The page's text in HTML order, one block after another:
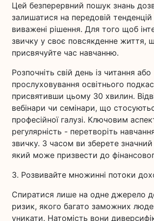
Цей безперервний пошук знань
залишатися на передовій
виважені рішення. Для того щоб
звичку у своє повсякденне життя,
присвячуйте час навчанню.
Розпочніть свій день із читання або
прослуховування освітнього
присвятивши цьому 30 хвилин.
вебінари чи семінари, що
професійної галузі. Ключовим
регулярність - перетворіть
звичку. З часом ви зберете значний
який може призвести до
3. Розвивайте множинні потоки
Спиратися лише на одне джерело
ризик, якого багато заможних
уникати. Натомість вони